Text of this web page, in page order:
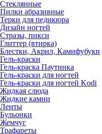
Стеклянные
Пилки абразивные
Терки для педикюра
Дизайн ногтей
Стразы, пикси
Глиттер (втирка)
Блестки, Акрил, Камифубуки
Гель-краски
Гель-краска Паутинка
Гель-краски для ногтей
Гель-краски для ногтей Kodi
Жидкая слюда
Жидкие камни
Ленты
Бульонки
Жемчуг
Трафареты